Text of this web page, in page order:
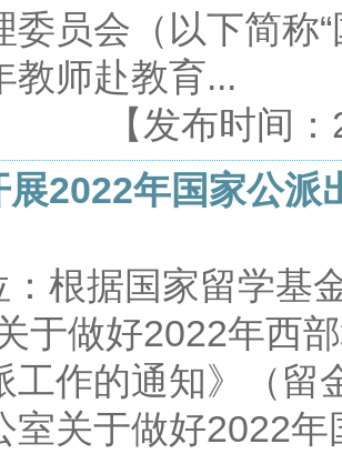
委员会（以下简称
教师赴教育...
【发布时间
展2022年国家公派
：根据国家留学基
于做好2022年西
工作的通知》（留
室关于做好2022